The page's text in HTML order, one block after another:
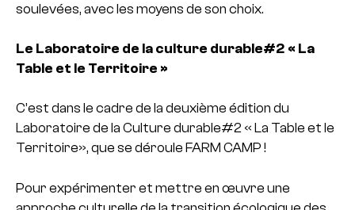
soulevées, avec les moyens de son choix.
Le Laboratoire de la culture durable#2 « La
Table et le Territoire »
C’est dans le cadre de la deuxième édition du
Laboratoire de la Culture durable#2 « La Table et le
Territoire», que se déroule FARM CAMP !
Pour expérimenter et mettre en œuvre une